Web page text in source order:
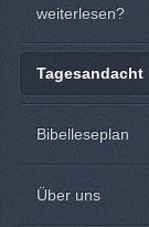
weiterlesen?
Tagesandacht
Bibelleseplan
Über uns